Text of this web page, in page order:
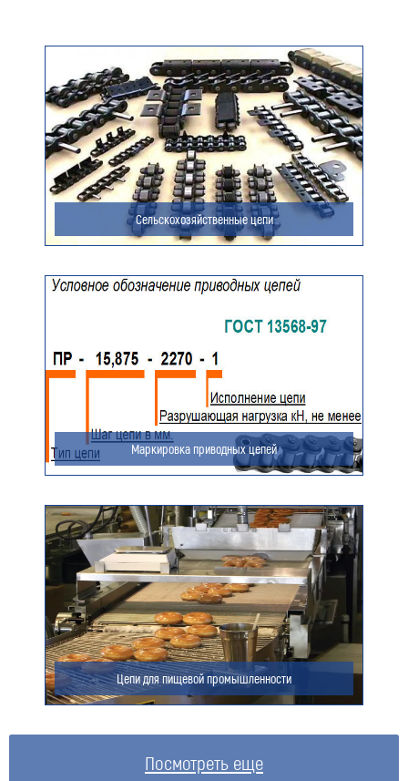
Сельскохозяйственные цепи
Маркировка приводных цепей
Цепи для пищевой промышленности
Посмотреть еще
Ваш e-mail (обязательно)
Ваше сообщение
данных (ФИО/Компания, телефон, email) компанией
ООО «ЦЕПЬИНВЕСТ».
Посмотреть текст согласия